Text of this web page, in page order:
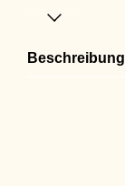
Beschreibung